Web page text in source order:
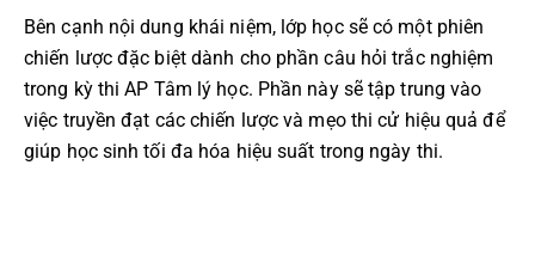
Bên cạnh nội dung khái niệm, lớp học sẽ có một phiên
chiến lược đặc biệt dành cho phần câu hỏi trắc nghiệm
trong kỳ thi AP Tâm lý học. Phần này sẽ tập trung vào
việc truyền đạt các chiến lược và mẹo thi cử hiệu quả để
giúp học sinh tối đa hóa hiệu suất trong ngày thi.